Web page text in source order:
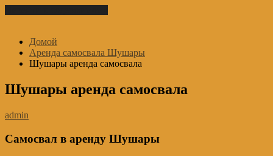
Домой
Аренда самосвала Шушары
Шушары аренда самосвала
Шушары аренда самосвала
admin
Самосвал в аренду Шушары